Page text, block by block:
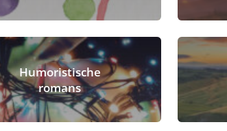
Humoristische
romans